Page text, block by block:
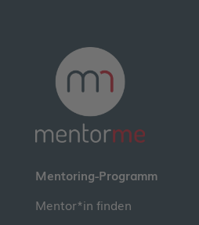
Mentoring-Programm
Mentor*in finden